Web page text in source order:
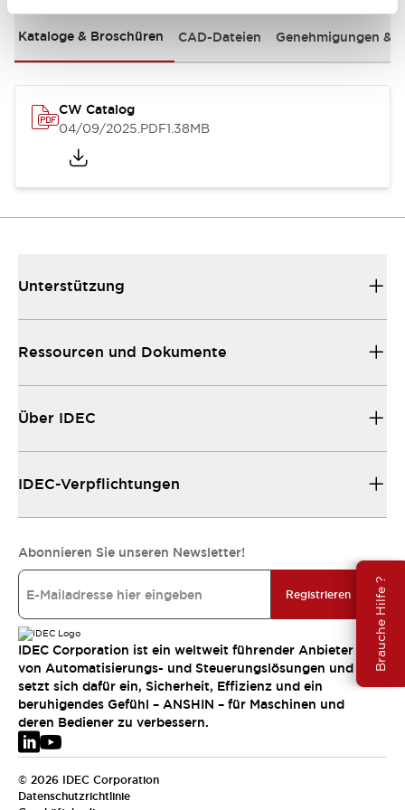
Brauche Hilfe ?
Kataloge & Broschüren CAD-Dateien Genehmigungen &
CW Catalog
04/09/2025.PDF1.38MB
Unterstützung
Ressourcen und Dokumente
Über IDEC
IDEC-Verpflichtungen
Abonnieren Sie unseren Newsletter!
Registrieren
IDEC Corporation ist ein weltweit führender Anbieter
von Automatisierungs- und Steuerungslösungen und
setzt sich dafür ein, Sicherheit, Effizienz und ein
beruhigendes Gefühl – ANSHIN – für Maschinen und
deren Bediener zu verbessern.
© 2026 IDEC Corporation
Datenschutzrichtlinie